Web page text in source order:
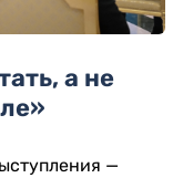
а не
—